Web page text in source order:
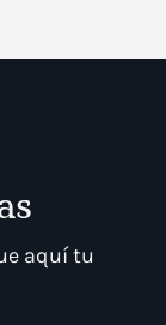
aquí tu